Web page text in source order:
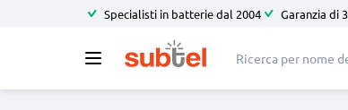
Specialisti in batterie dal 2004 Garanzia di